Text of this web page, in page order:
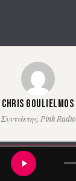
Chris Goulielmos
Συντάκτης, Pink Radio